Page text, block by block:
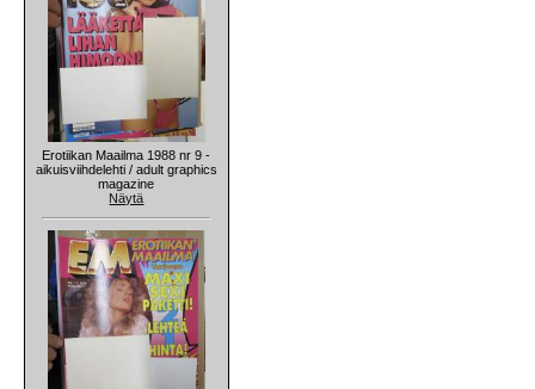
Erotiikan Maailma 1988 nr 9 -
aikuisviihdelehti / adult graphics
magazine
Näytä